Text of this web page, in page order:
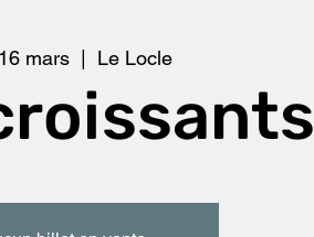
mars
  |
Le Locle